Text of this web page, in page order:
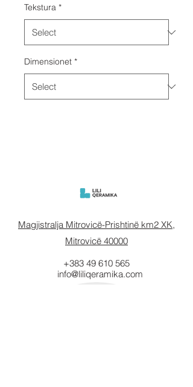
Tekstura *
Dimensionet *
Magjistralja Mitrovicë-Prishtinë km2 XK,
Mitrovicë 40000
info@liliqeramika.com
+383 49 610 565